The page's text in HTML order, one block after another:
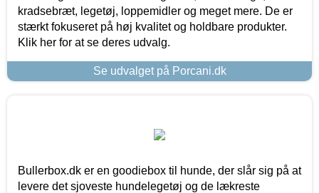
kradsebræt, legetøj, loppemidler og meget mere. De er
stærkt fokuseret på høj kvalitet og holdbare produkter.
Klik her for at se deres udvalg.
Se udvalget på Porcani.dk
Bullerbox.dk er en goodiebox til hunde, der slår sig på at
levere det sjoveste hundelegetøj og de lækreste